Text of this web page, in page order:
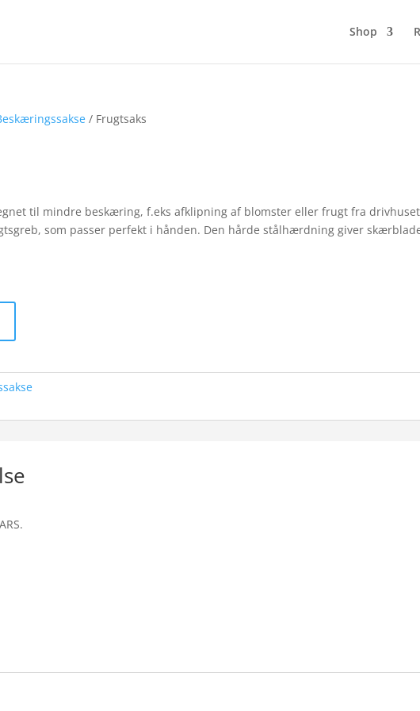
Shop
/ Frugtsaks
til mindre beskæring, f.eks afklipning af blomster eller frugt fra
greb, som passer perfekt i hånden. Den hårde stålhærdning giver